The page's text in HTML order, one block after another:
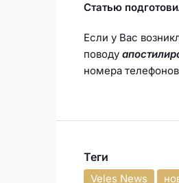
Статью
Если у Вас
поводу
номера
Теги
Veles News